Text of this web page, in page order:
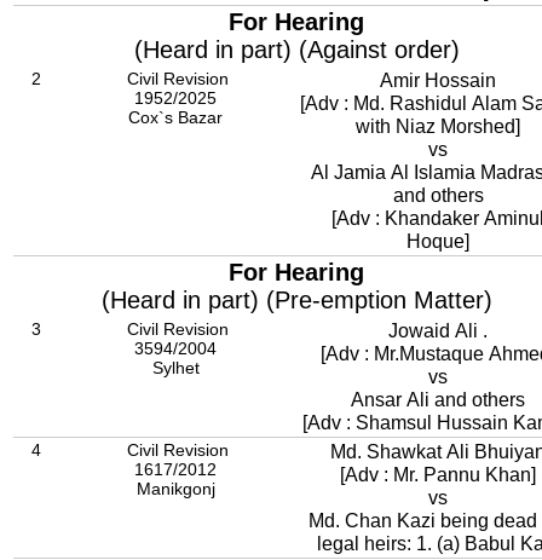
For Hearing
(Heard in part) (Against order)
2
Civil Revision
1952/2025
Cox`s Bazar
Amir Hossain
[Adv : Md. Rashidul Alam
with Niaz Morshed]
vs
Al Jamia Al Islamia
and others
[Adv : Khandaker
Hoque]
For Hearing
(Heard in part) (Pre-emption Matter)
3
Civil Revision
3594/2004
Sylhet
Jowaid Ali .
[Adv : Mr.Mustaque
vs
Ansar Ali and others
[Adv : Shamsul Hussain
4
Civil Revision
1617/2012
Manikgonj
Md. Shawkat Ali
[Adv : Mr. Pannu Khan]
vs
Md. Chan Kazi being dead
legal heirs: 1. (a) Babul